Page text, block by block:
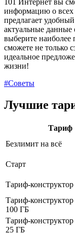
101 Интернет вы
информацию о
предлагает
актуальные
выберите
сможете не только
идеальное
жизни!
#Советы
Лучшие
Тариф
Безлимит на всё
Старт
Тариф-
Тариф-
100 ГБ
Тариф-
25 ГБ